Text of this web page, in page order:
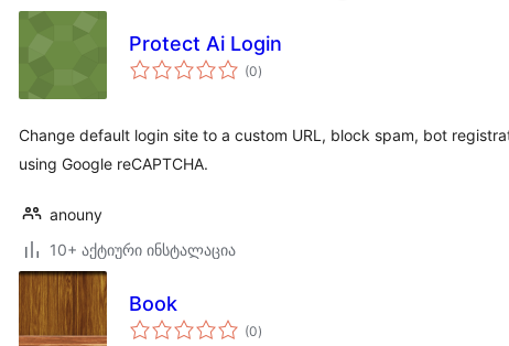
Protect Ai Login
(0საერთო
რეიტინგი
)
Change default login site to a custom URL, block spam, bot
using Google reCAPTCHA.
anouny
10+ აქტიური ინსტალაცია
Book
(0საერთო
რეიტინგი
)